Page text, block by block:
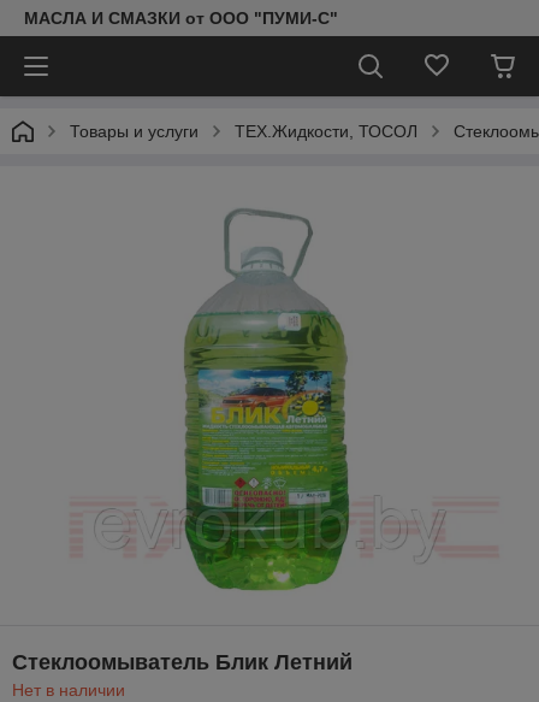
МАСЛА И СМАЗКИ от ООО "ПУМИ-С"
Товары и услуги ТЕХ.Жидкости, ТОСОЛ
Стеклоомыватель Блик Летний
Нет в наличии